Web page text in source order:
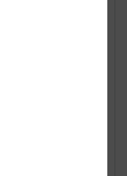
vruchten